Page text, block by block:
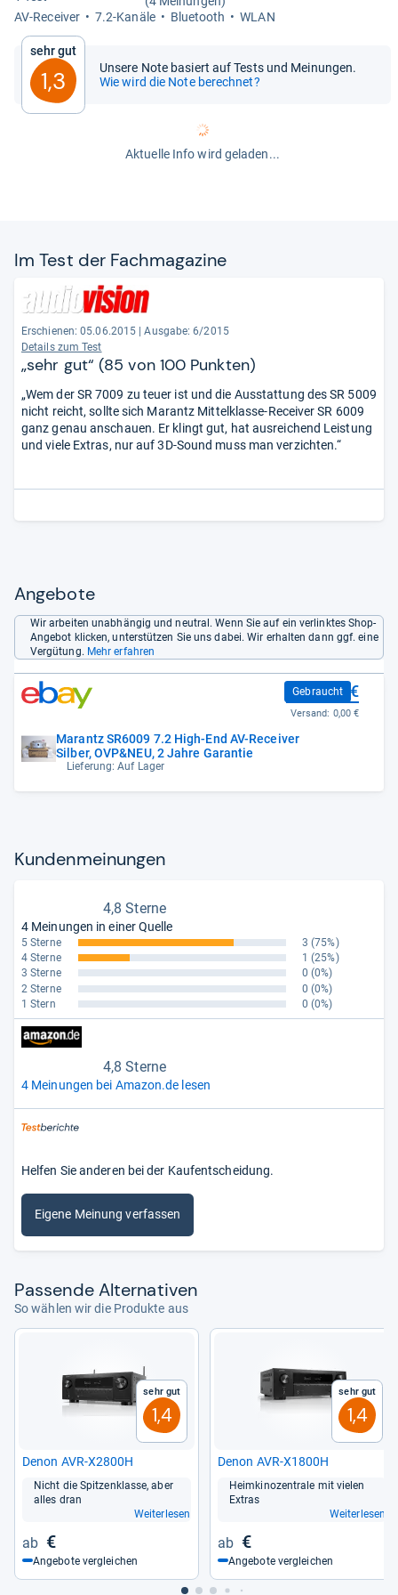
AV-​Recei­ver
7.2-​Kanäle Blue­tooth WLAN
Sehr gut
1,3
Unsere Note basiert auf Tests und Meinungen.
Wie wird die Note berechnet?
Aktuelle Info wird geladen...
Im Test der Fach­ma­ga­zine
Erschienen: 05.06.2015
Ausgabe: 6/2015
Details zum Test
„sehr gut“ (85 von 100 Punkten)
„Wem der SR 7009 zu teuer ist und die Ausstattung des SR 5009
nicht reicht, sollte sich Marantz Mittelklasse-Receiver SR 6009
ganz genau anschauen. Er klingt gut, hat ausreichend Leistung
und viele Extras, nur auf 3D-Sound muss man verzichten.“
Angebote
Wir arbeiten unabhängig und neutral. Wenn Sie auf ein verlinktes Shop-
Angebot klicken, unterstützen Sie uns dabei. Wir erhalten dann ggf. eine
Vergütung. Mehr erfahren
Marantz SR6009 7.2 High-End AV-Receiver
Silber, OVP&NEU, 2 Jahre Garantie
Lieferung: Auf Lager
Gebraucht
1.299,99 €
Versand: 0,00 €
Kun­den­mei­nun­gen
4,8 Sterne
4 Meinungen in einer Quelle
5 Sterne 3 (75%)
4 Sterne
1 (25%)
3 Sterne
0 (0%)
2 Sterne
0 (0%)
1 Stern
0 (0%)
4,8 Sterne
4 Meinungen bei Amazon.de lesen
Helfen Sie anderen bei der Kaufentscheidung.
Eigene Meinung verfassen
Pas­sende Alter­na­ti­ven
So wählen wir die Produkte aus
Sehr gut
1,4
Denon AVR-​X2800H
Nicht die Spit­zen­klasse, aber
alles dran
Weiterlesen
€
Angebote vergleichen
Sehr gut
1,4
Denon AVR-​X1800H
Heim­ki­no­zen­trale mit vie­len
Extras
Weiterlesen
€
Angebote vergleichen